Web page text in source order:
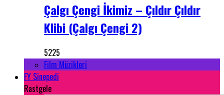
Çalgı Çengi İkimiz – Çıldır Çıldır
Klibi (Çalgı Çengi 2)
5225
Film Müzikleri
FY Sinepedi
Rastgele